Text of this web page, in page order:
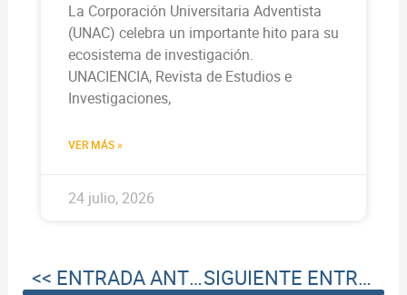
La Corporación Universitaria Adventista
(UNAC) celebra un importante hito para su
ecosistema de investigación.
UNACIENCIA, Revista de Estudios e
Investigaciones,
VER MÁS »
24 julio, 2026
<< ENTRADA ANTERIOR SIGUIENTE ENTRADA >>